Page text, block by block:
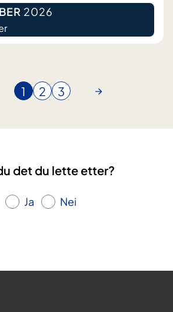
2026
N
e
n
e
1
G
s
i
d
e
2
G
s
i
e
3
det du lette etter?
Ja Nei